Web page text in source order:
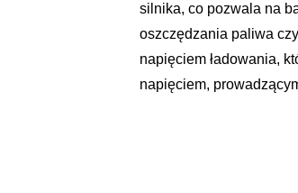
silnika, co pozwala na
oszczędzania paliwa
napięciem ładowania,
napięciem,